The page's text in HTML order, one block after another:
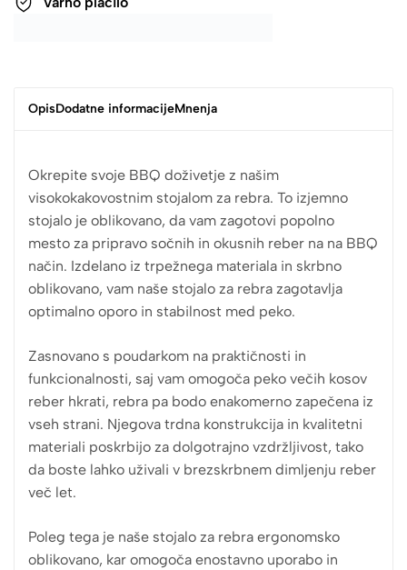
OpisDodatne informacijeMnenja
Okrepite svoje BBQ doživetje z našim
visokokakovostnim stojalom za rebra. To izjemno
stojalo je oblikovano, da vam zagotovi popolno
mesto za pripravo sočnih in okusnih reber na na BBQ
način. Izdelano iz trpežnega materiala in skrbno
oblikovano, vam naše stojalo za rebra zagotavlja
optimalno oporo in stabilnost med peko.
Zasnovano s poudarkom na praktičnosti in
funkcionalnosti, saj vam omogoča peko večih kosov
reber hkrati, rebra pa bodo enakomerno zapečena iz
vseh strani. Njegova trdna konstrukcija in kvalitetni
materiali poskrbijo za dolgotrajno vzdržljivost, tako
da boste lahko uživali v brezskrbnem dimljenju reber
več let.
Poleg tega je naše stojalo za rebra ergonomsko
oblikovano, kar omogoča enostavno uporabo in